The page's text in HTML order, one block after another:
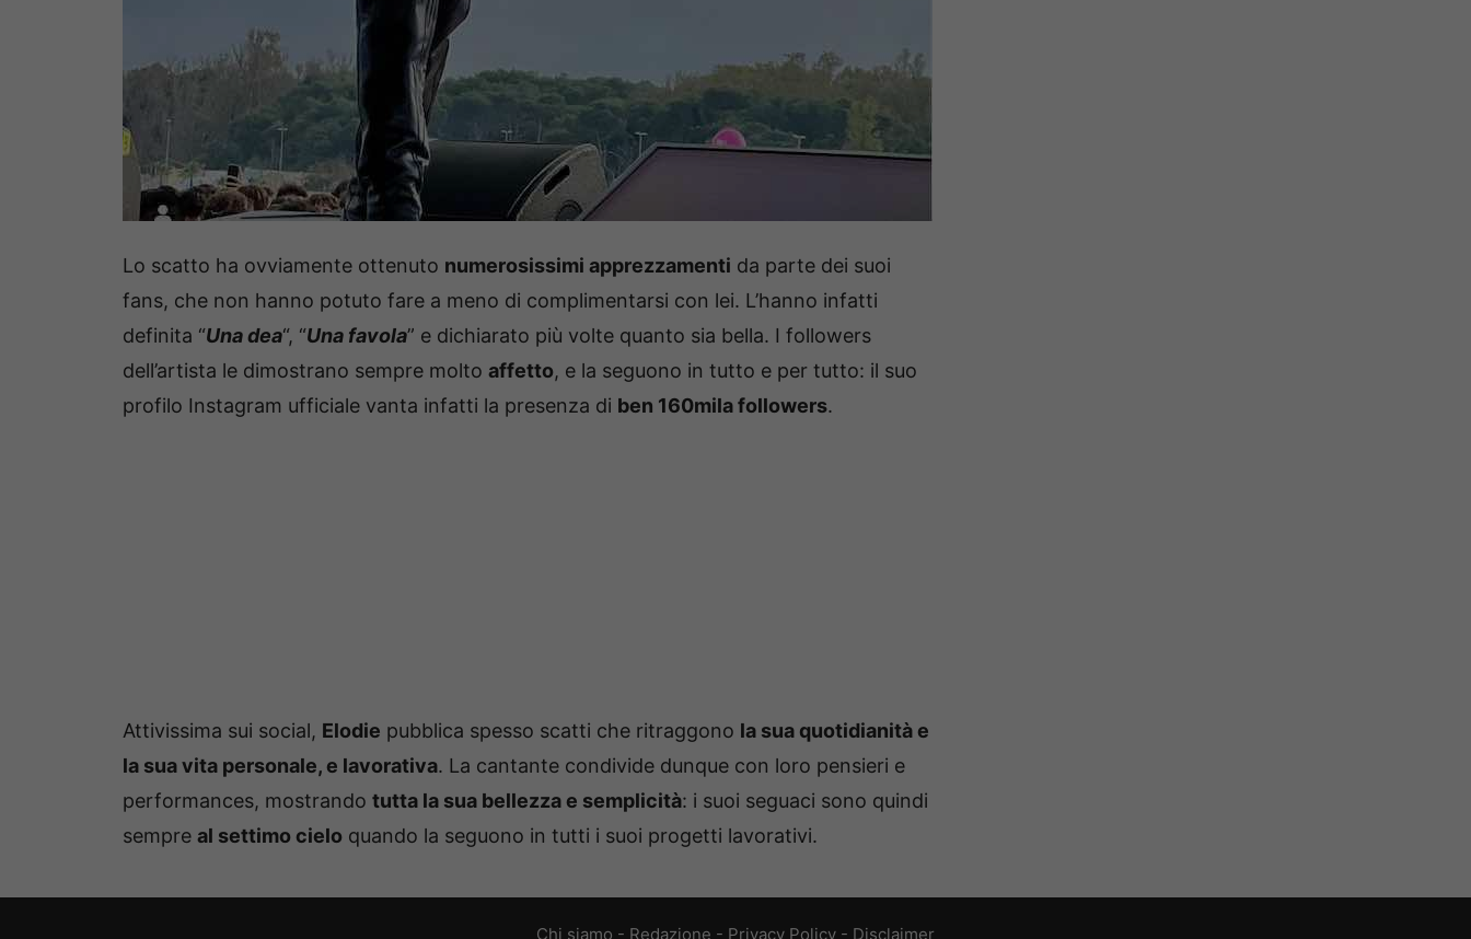
Lo scatto ha ovviamente ottenuto numerosissimi apprezzamenti da parte dei suoi
fans, che non hanno potuto fare a meno di complimentarsi con lei. L’hanno infatti
definita “Una dea“, “Una favola” e dichiarato più volte quanto sia bella. I followers
dell’artista le dimostrano sempre molto affetto, e la seguono in tutto e per tutto: il suo
profilo Instagram ufficiale vanta infatti la presenza di ben 160mila followers.
Attivissima sui social, Elodie pubblica spesso scatti che ritraggono la sua quotidianità e
la sua vita personale, e lavorativa. La cantante condivide dunque con loro pensieri e
performances, mostrando tutta la sua bellezza e semplicità: i suoi seguaci sono quindi
sempre al settimo cielo quando la seguono in tutti i suoi progetti lavorativi.
Chi siamo - Redazione - Privacy Policy - Disclaimer